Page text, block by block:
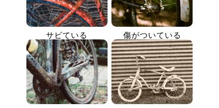
サビている 傷がついている